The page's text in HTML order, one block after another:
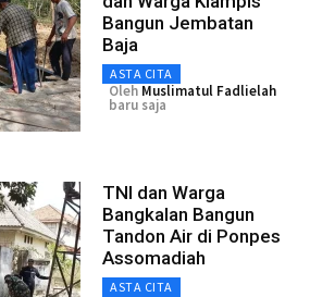
Bangun Jembatan
Baja
ASTA CITA
Oleh Muslimatul Fadlielah
baru saja
TNI dan Warga
Bangkalan Bangun
Tandon Air di Ponpes
Assomadiah
ASTA CITA